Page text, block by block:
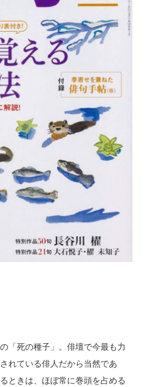
「死の種子」。俳壇で今最も力
れている俳人だから当然であ
ときは、ほぼ常に巻頭を占める